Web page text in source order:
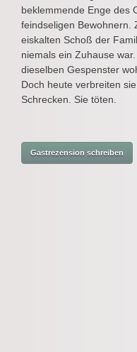
beklemmende Enge des
feindseligen Bewohnern.
eiskalten Schoß der
niemals ein Zuhause
dieselben Gespenster
Doch heute verbreiten
Schrecken. Sie töten.